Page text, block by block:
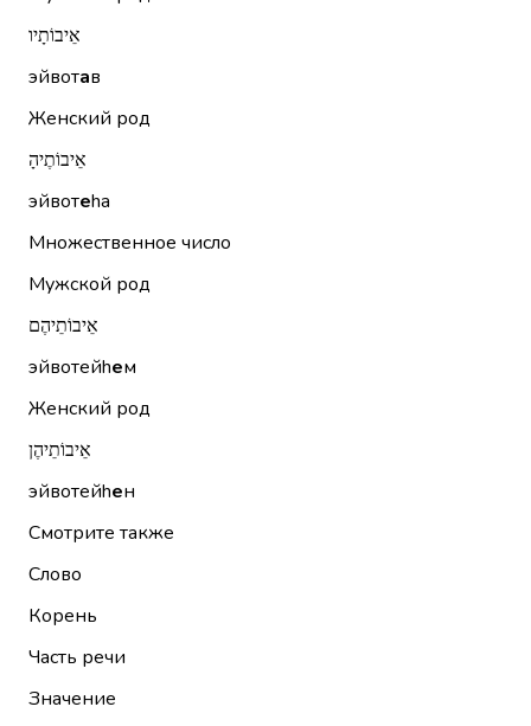
אֵיבוֹתָיו
эйвотав
Женский род
אֵיבוֹתֶיהָ
эйвотеhа
Множественное число
Мужской род
אֵיבוֹתֵיהֶם
эйвотейhем
Женский род
אֵיבוֹתֵיהֶן
эйвотейhен
Смотрите также
Слово
Корень
Часть речи
Значение